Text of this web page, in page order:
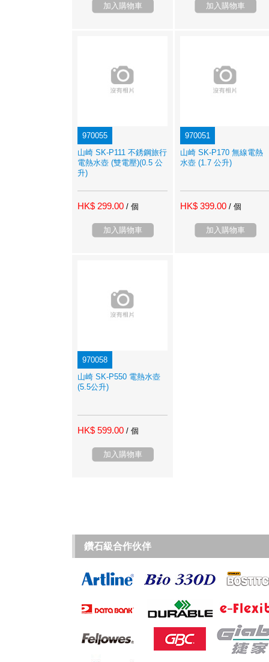
加入購物車 加入購物車
970055
山崎 SK-P111 不銹鋼旅行
電熱水壺 (雙電壓)(0.5 公
升)
HK$ 299.00 / 個
加入購物車
970051
山崎 SK-P170 無線電熱
水壺 (1.7 公升)
HK$ 399.00 / 個
加入購物車
970058
山崎 SK-P550 電熱水壺
(5.5公升)
HK$ 599.00 / 個
加入購物車
鑽石級合作伙伴